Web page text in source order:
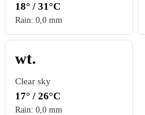
18° / 31°C
Rain: 0,0 mm
wt.
Clear sky
17° / 26°C
Rain: 0,0 mm